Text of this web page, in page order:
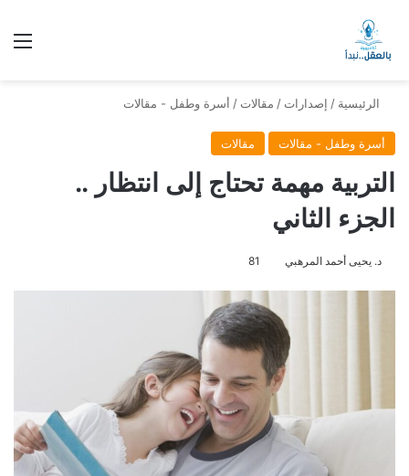
الرئيسية / إصدارات / مقالات / أسرة وطفل - مقالات
أسرة وطفل - مقالات مقالات
التربية مهمة تحتاج إلى انتظار ..
الجزء الثاني
د. يحيى أحمد المرهبي 81